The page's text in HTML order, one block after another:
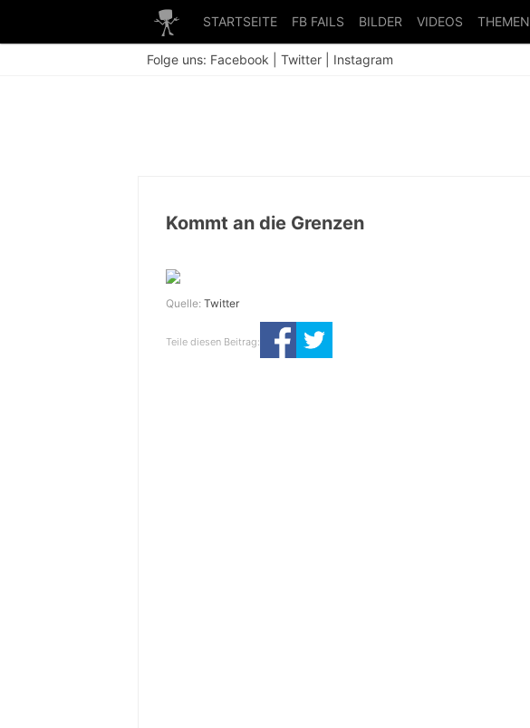
STARTSEITE FB FAILS BILDER VIDEOS THEMEN
Folge uns: Facebook Twitter Instagram
Kommt an die Grenzen
Quelle: Twitter
Teile diesen Beitrag: